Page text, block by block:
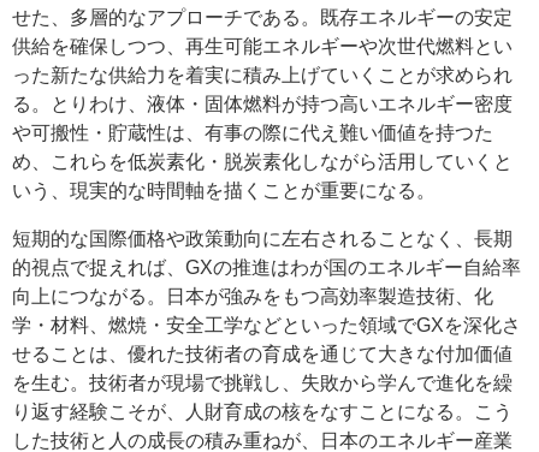
せた、多層的なアプローチである。既存エネルギーの安定
供給を確保しつつ、再生可能エネルギーや次世代燃料とい
った新たな供給力を着実に積み上げていくことが求められ
る。とりわけ、液体・固体燃料が持つ高いエネルギー密度
や可搬性・貯蔵性は、有事の際に代え難い価値を持つた
め、これらを低炭素化・脱炭素化しながら活用していくと
いう、現実的な時間軸を描くことが重要になる。
短期的な国際価格や政策動向に左右されることなく、長期
的視点で捉えれば、GXの推進はわが国のエネルギー自給率
向上につながる。日本が強みをもつ高効率製造技術、化
学・材料、燃焼・安全工学などといった領域でGXを深化さ
せることは、優れた技術者の育成を通じて大きな付加価値
を生む。技術者が現場で挑戦し、失敗から学んで進化を繰
り返す経験こそが、人財育成の核をなすことになる。こう
した技術と人の成長の積み重ねが、日本のエネルギー産業